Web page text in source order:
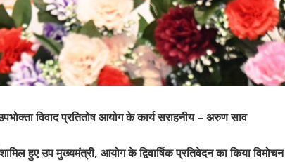
विवाद प्रतितोष आयोग के कार्य सराहनीय – अरुण साव
हुए उप मुख्यमंत्री, आयोग के द्विवार्षिक प्रतिवेदन का किया विमोचन